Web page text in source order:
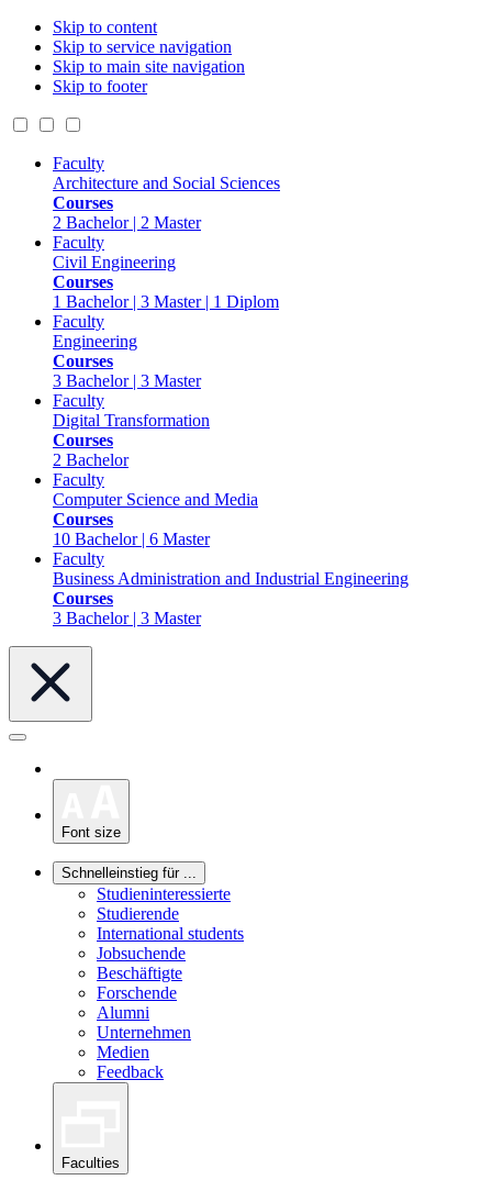
Skip to content
Skip to service navigation
Skip to main site navigation
Skip to footer
Faculty
Architecture and Social Sciences
Courses
2 Bachelor | 2 Master
Faculty
Civil Engineering
Courses
1 Bachelor | 3 Master | 1 Diplom
Faculty
Engineering
Courses
3 Bachelor | 3 Master
Faculty
Digital Transformation
Courses
2 Bachelor
Faculty
Computer Science and Media
Courses
10 Bachelor | 6 Master
Faculty
Business Administration and Industrial Engineering
Courses
3 Bachelor | 3 Master
Font size
Schnelleinstieg für ...
Studieninteressierte
Studierende
International students
Jobsuchende
Beschäftigte
Forschende
Alumni
Unternehmen
Medien
Feedback
Faculties